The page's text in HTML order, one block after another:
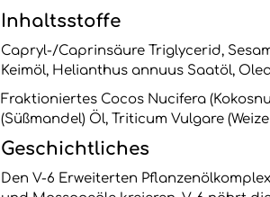
Inhaltsstoffe
Capryl-/Caprinsäure Triglycerid,
Keimöl, Helianthus annuus Saatöl,
Fraktioniertes Cocos Nucifera
(Süßmandel) Öl, Triticum Vulgare
Geschichtliches
Den V-6 Erweiterten